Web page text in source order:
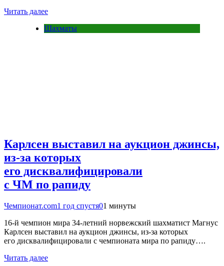
Читать далее
Шахматы
Карлсен выставил на аукцион джинсы,
из-за которых
его дисквалифицировали
с ЧМ по рапиду
Чемпионат.com1 год спустя01 минуты
16-й чемпион мира 34-летний норвежский шахматист Магнус
Карлсен выставил на аукцион джинсы, из-за которых
его дисквалифицировали с чемпионата мира по рапиду….
Читать далее